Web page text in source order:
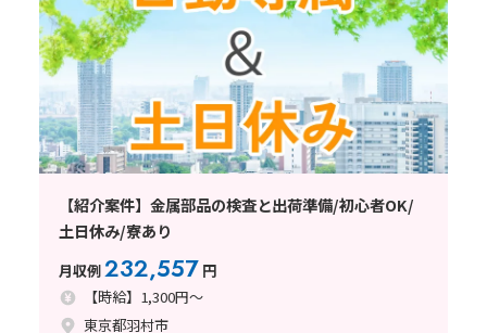
【紹介案件】金属部品の検査と出荷準備/初心者OK/
土日休み/寮あり
月収例232,557 円
【時給】1,300円～
東京都羽村市